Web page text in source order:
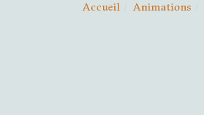
Accueil Animations